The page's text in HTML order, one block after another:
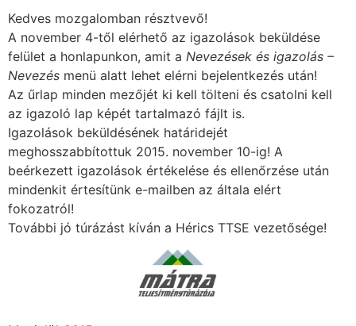
Kedves mozgalomban résztvevő!
A november 4-től elérhető az igazolások beküldése
felület a honlapunkon, amit a Nevezések és igazolás –
Nevezés menü alatt lehet elérni bejelentkezés után!
Az űrlap minden mezőjét ki kell tölteni és csatolni kell
az igazoló lap képét tartalmazó fájlt is.
Igazolások beküldésének határidejét
meghosszabbítottuk 2015. november 10-ig! A
beérkezett igazolások értékelése és ellenőrzése után
mindenkit értesítünk e-mailben az általa elért
fokozatról!
További jó túrázást kíván a Hérics TTSE vezetősége!